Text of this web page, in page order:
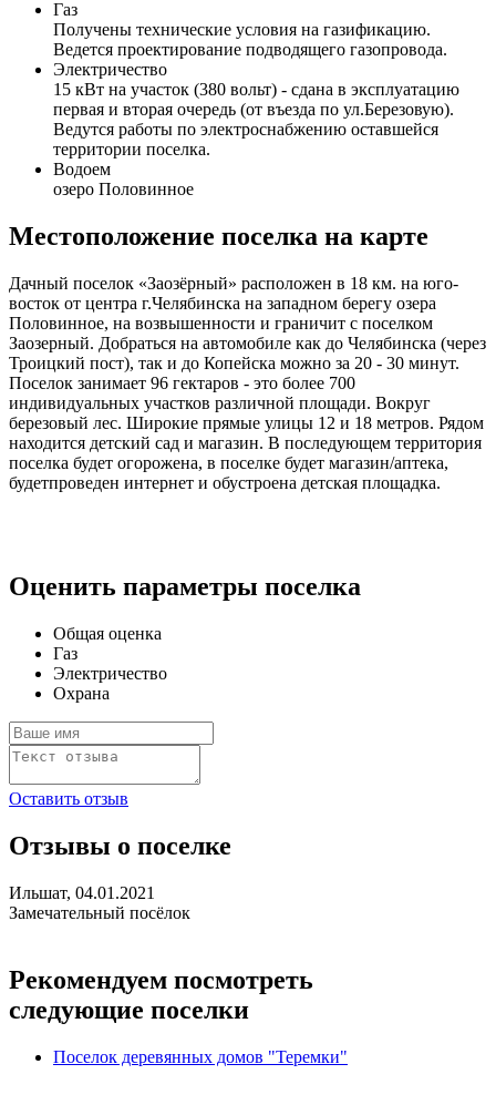
Газ
Получены технические условия на газификацию.
Ведется проектирование подводящего газопровода.
Электричество
15 кВт на участок (380 вольт) - сдана в эксплуатацию
первая и вторая очередь (от въезда по ул.Березовую).
Ведутся работы по электроснабжению оставшейся
территории поселка.
Водоем
озеро Половинное
Местоположение поселка на карте
Дачный поселок «Заозёрный» расположен в 18 км. на юго-
восток от центра г.Челябинска на западном берегу озера
Половинное, на возвышенности и граничит с поселком
Заозерный. Добраться на автомобиле как до Челябинска (через
Троицкий пост), так и до Копейска можно за 20 - 30 минут.
Поселок занимает 96 гектаров - это более 700
индивидуальных участков различной площади. Вокруг
березовый лес. Широкие прямые улицы 12 и 18 метров. Рядом
находится детский сад и магазин. В последующем территория
поселка будет огорожена, в поселке будет магазин/аптека,
будетпроведен интернет и обустроена детская площадка.
Оценить параметры поселка
Общая оценка
Газ
Электричество
Охрана
Оставить отзыв
Отзывы о поселке
Ильшат, 04.01.2021
Замечательный посёлок
Рекомендуем посмотреть
следующие поселки
Поселок деревянных домов "Теремки"